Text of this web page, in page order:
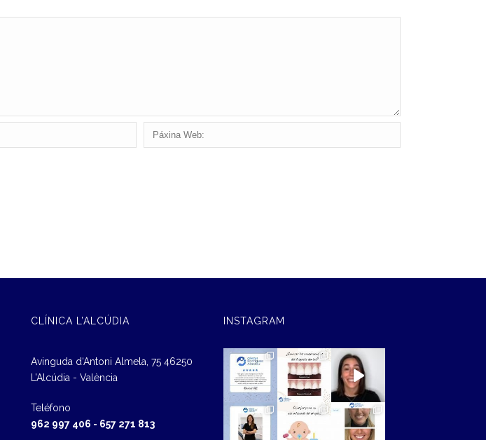
CLÍNICA L’ALCÚDIA
Avinguda d‘Antoni Almela, 75 46250
L’Alcúdia - València
Teléfono
962 997 406 - 657 271 813
INSTAGRAM